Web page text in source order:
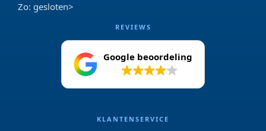
Zo: gesloten>
REVIEWS
Google beoordeling
KLANTENSERVICE